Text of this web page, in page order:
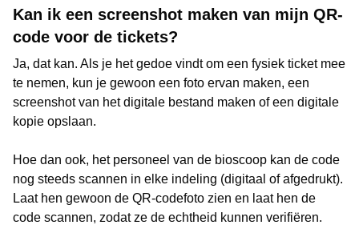
Kan ik een screenshot maken van mijn QR-
code voor de tickets?
Ja, dat kan. Als je het gedoe vindt om een fysiek ticket mee
te nemen, kun je gewoon een foto ervan maken, een
screenshot van het digitale bestand maken of een digitale
kopie opslaan.
Hoe dan ook, het personeel van de bioscoop kan de code
nog steeds scannen in elke indeling (digitaal of afgedrukt).
Laat hen gewoon de QR-codefoto zien en laat hen de
code scannen, zodat ze de echtheid kunnen verifiëren.